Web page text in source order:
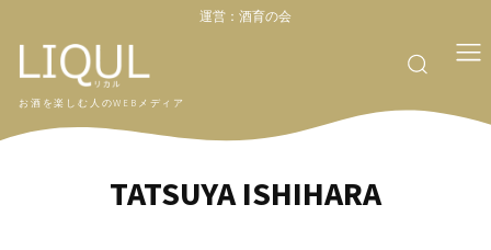
運営： 酒育の会
お酒を楽しむ人のWEBメディア
TATSUYA ISHIHARA